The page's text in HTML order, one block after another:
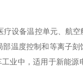
设备温控单元、航
温度控制和等离子
业中，适用于新能